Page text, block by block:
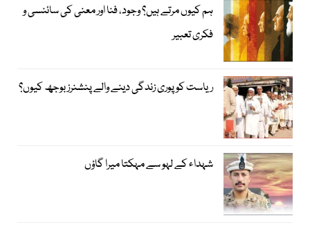
ہم کیوں مرتے ہیں؟ وجود، فنا اور معنی کی سائنسی و
فکری تعبیر
ریاست کو پوری زندگی دینے والے پنشنرز بوجھ کیوں؟
شہداء کے لہو سے مہکتا میرا گاؤں